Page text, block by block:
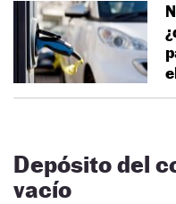
Depósito del
vacío